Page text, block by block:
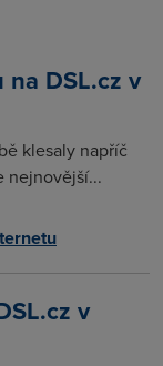
DSL.cz v
klesaly napříč
nejnovější...
v